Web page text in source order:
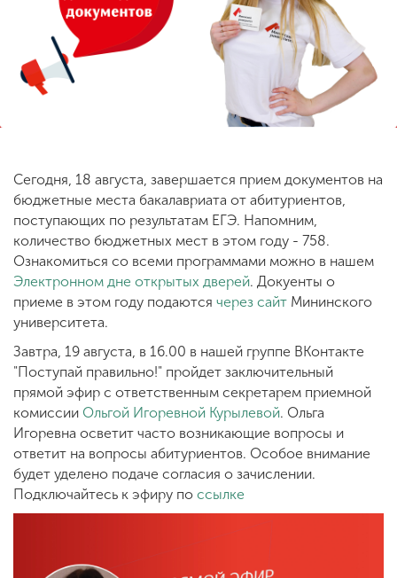
Другие виды
деятельности
Студенческая жизнь
образовательной
организации
ENG SPN CHI
Приемная
комиссия
+7 (831) 262-26-20
Сегодня, 18 августа, завершается прием документов на
бюджетные места бакалавриата от абитуриентов,
поступающих по результатам ЕГЭ. Напомним,
количество бюджетных мест в этом году - 758.
Ознакомиться со всеми программами можно в нашем
Электронном дне открытых дверей. Докуенты о
приеме в этом году подаются через сайт Мининского
университета.
Завтра, 19 августа, в 16.00 в нашей группе ВКонтакте
"Поступай правильно!" пройдет заключительный
прямой эфир с ответственным секретарем приемной
комиссии Ольгой Игоревной Курылевой. Ольга
Игоревна осветит часто возникающие вопросы и
ответит на вопросы абитуриентов. Особое внимание
будет уделено подаче согласия о зачислении.
Подключайтесь к эфиру по ссылке